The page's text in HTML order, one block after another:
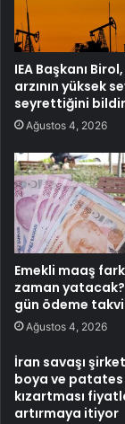
IEA Başkanı
arzının yüksek
seyrettiğini
Ağustos 4, 2026
Emekli maaş
zaman
gün ödeme
Ağustos 4, 2026
İran savaşı
boya ve patates
kızartması
artırmaya itiyor